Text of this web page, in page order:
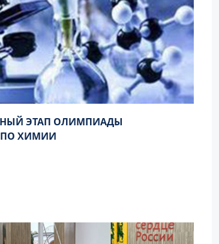
ЭТАП ОЛИМПИАДЫ
ХИМИИ